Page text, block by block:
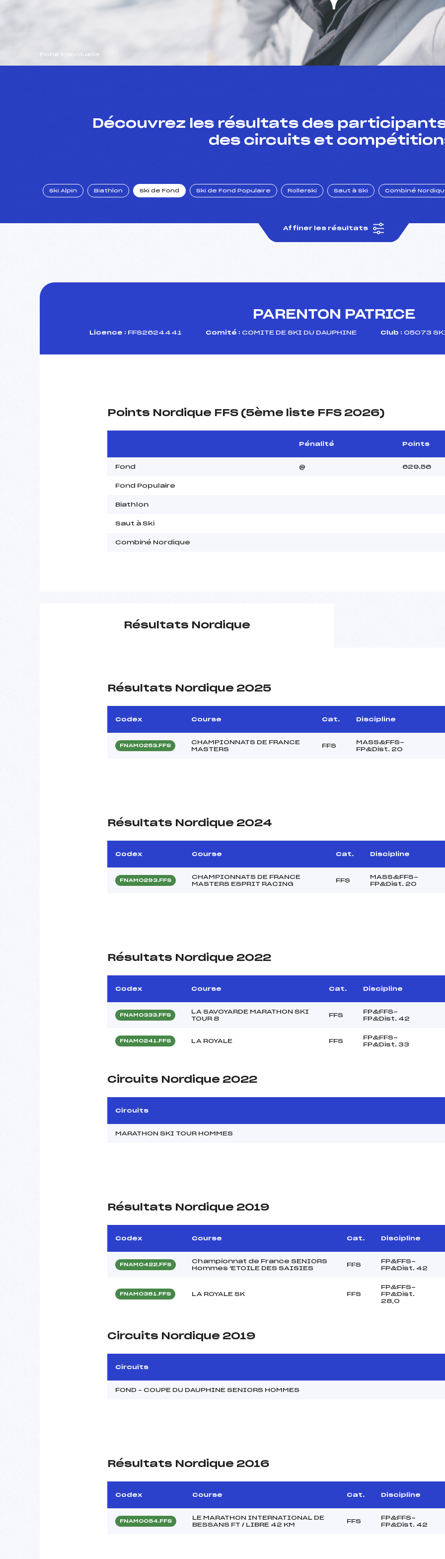
Fiche individuelle
Découvrez les résultats des participants
des circuits et
Ski Alpin Biathlon Ski de Fond Ski de Fond Populaire Rollerski Saut à Ski Combiné
Affiner les résultats
PARENTON PATRICE
Licence : FFS2624441 Comité : COMITE DE SKI DU DAUPHINE Club : 05073 SKI
Points Nordique FFS (5ème liste FFS 2026)
Pénalité Points
Fond @ 629.56
Fond Populaire
Biathlon
Saut à Ski
Combiné Nordique
Résultats Nordique
Résultats Nordique 2025
Codex Course Cat. Discipline
FNAM0253.FFS
CHAMPIONNATS DE FRANCE
MASTERS
FFS
MASS&FFS-
FP&Dist. 20
Résultats Nordique 2024
Codex Course Cat. Discipline
FNAM0293.FFS
CHAMPIONNATS DE FRANCE
MASTERS ESPRIT RACING
FFS
MASS&FFS-
FP&Dist. 20
Résultats Nordique 2022
Codex Course Cat. Discipline
FNAM0333.FFS
LA SAVOYARDE MARATHON SKI
TOUR 8
FFS
FP&FFS-
FP&Dist. 42
FNAM0241.FFS LA ROYALE FFS
FP&FFS-
FP&Dist. 33
Circuits Nordique 2022
Circuits
MARATHON SKI TOUR HOMMES
Résultats Nordique 2019
Codex Course Cat. Discipline
FNAM0422.FFS
Championnat de France SENIORS
Hommes 'ETOILE DES SAISIES
FFS
FP&FFS-
FP&Dist. 42
FNAM0361.FFS LA ROYALE SK FFS
FP&FFS-
FP&Dist.
28,0
Circuits Nordique 2019
Circuits
FOND – COUPE DU DAUPHINE SENIORS HOMMES
Résultats Nordique 2016
Codex Course Cat. Discipline
FNAM0054.FFS
LE MARATHON INTERNATIONAL DE
BESSANS FT / LIBRE 42 KM
FFS
FP&FFS-
FP&Dist. 42